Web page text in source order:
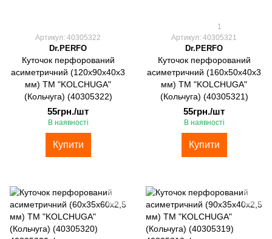
Артикул: 40305322
Dr.PERFO
Куточок перфорований
асиметричний (120х90х40х3
мм) ТМ "KOLCHUGA"
(Кольчуга) (40305322)
55грн./шт
В наявності
Купити
1
Артикул: 40305321
Dr.PERFO
Куточок перфорований
асиметричний (160х50х40х3
мм) ТМ "KOLCHUGA"
(Кольчуга) (40305321)
55грн./шт
В наявності
Купити